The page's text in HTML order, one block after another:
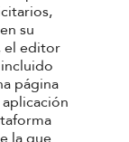
su
el editor
página